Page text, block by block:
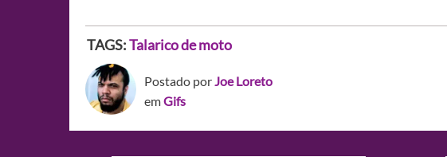
TAGS:Talarico de moto
Postado porJoe Loreto
emGifs